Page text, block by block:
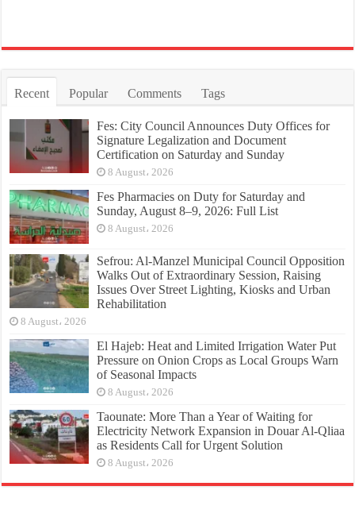
Recent Popular Comments Tags
Fes: City Council Announces Duty Offices for
Signature Legalization and Document
Certification on Saturday and Sunday
8 August، 2026
Fes Pharmacies on Duty for Saturday and
Sunday, August 8–9, 2026: Full List
8 August، 2026
Sefrou: Al-Manzel Municipal Council Opposition
Walks Out of Extraordinary Session, Raising
Issues Over Street Lighting, Kiosks and Urban
Rehabilitation
8 August، 2026
El Hajeb: Heat and Limited Irrigation Water Put
Pressure on Onion Crops as Local Groups Warn
of Seasonal Impacts
8 August، 2026
Taounate: More Than a Year of Waiting for
Electricity Network Expansion in Douar Al-Qliaa
as Residents Call for Urgent Solution
8 August، 2026